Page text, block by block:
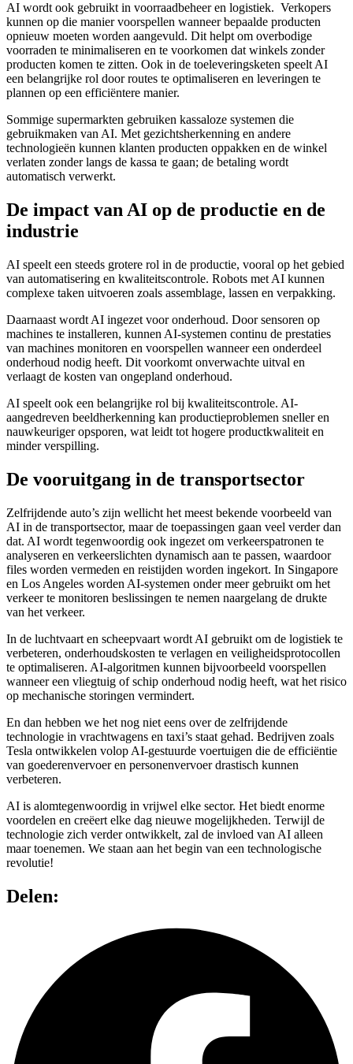
AI wordt ook gebruikt in voorraadbeheer en logistiek. Verkopers
kunnen op die manier voorspellen wanneer bepaalde producten
opnieuw moeten worden aangevuld. Dit helpt om overbodige
voorraden te minimaliseren en te voorkomen dat winkels zonder
producten komen te zitten. Ook in de toeleveringsketen speelt AI
een belangrijke rol door routes te optimaliseren en leveringen te
plannen op een efficiëntere manier.
Sommige supermarkten gebruiken kassaloze systemen die
gebruikmaken van AI. Met gezichtsherkenning en andere
technologieën kunnen klanten producten oppakken en de winkel
verlaten zonder langs de kassa te gaan; de betaling wordt
automatisch verwerkt.
De impact van AI op de productie en de
industrie
AI speelt een steeds grotere rol in de productie, vooral op het gebied
van automatisering en kwaliteitscontrole. Robots met AI kunnen
complexe taken uitvoeren zoals assemblage, lassen en verpakking.
Daarnaast wordt AI ingezet voor onderhoud. Door sensoren op
machines te installeren, kunnen AI-systemen continu de prestaties
van machines monitoren en voorspellen wanneer een onderdeel
onderhoud nodig heeft. Dit voorkomt onverwachte uitval en
verlaagt de kosten van ongepland onderhoud.
AI speelt ook een belangrijke rol bij kwaliteitscontrole. AI-
aangedreven beeldherkenning kan productieproblemen sneller en
nauwkeuriger opsporen, wat leidt tot hogere productkwaliteit en
minder verspilling.
De vooruitgang in de transportsector
Zelfrijdende auto’s zijn wellicht het meest bekende voorbeeld van
AI in de transportsector, maar de toepassingen gaan veel verder dan
dat. AI wordt tegenwoordig ook ingezet om verkeerspatronen te
analyseren en verkeerslichten dynamisch aan te passen, waardoor
files worden vermeden en reistijden worden ingekort. In Singapore
en Los Angeles worden AI-systemen onder meer gebruikt om het
verkeer te monitoren beslissingen te nemen naargelang de drukte
van het verkeer.
In de luchtvaart en scheepvaart wordt AI gebruikt om de logistiek te
verbeteren, onderhoudskosten te verlagen en veiligheidsprotocollen
te optimaliseren. AI-algoritmen kunnen bijvoorbeeld voorspellen
wanneer een vliegtuig of schip onderhoud nodig heeft, wat het risico
op mechanische storingen vermindert.
En dan hebben we het nog niet eens over de zelfrijdende
technologie in vrachtwagens en taxi’s staat gehad. Bedrijven zoals
Tesla ontwikkelen volop AI-gestuurde voertuigen die de efficiëntie
van goederenvervoer en personenvervoer drastisch kunnen
verbeteren.
AI is alomtegenwoordig in vrijwel elke sector. Het biedt enorme
voordelen en creëert elke dag nieuwe mogelijkheden. Terwijl de
technologie zich verder ontwikkelt, zal de invloed van AI alleen
maar toenemen. We staan aan het begin van een technologische
revolutie!
Delen: